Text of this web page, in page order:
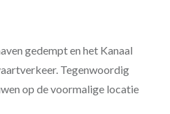
gedempt en het Kanaal
Tegenwoordig
op de voormalige locatie